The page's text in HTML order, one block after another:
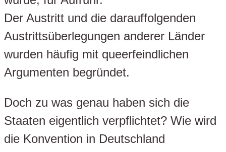
Der Austritt und die darauffolgenden
Austrittsüberlegungen anderer Länder
wurden häufig mit queerfeindlichen
Argumenten begründet.
Doch zu was genau haben sich die
Staaten eigentlich verpflichtet? Wie wird
die Konvention in Deutschland